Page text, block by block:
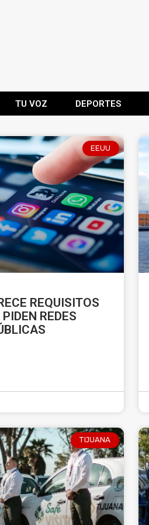
TU VOZ DEPORTES
EEUU
REQUISITOS
REDES
TIJUANA